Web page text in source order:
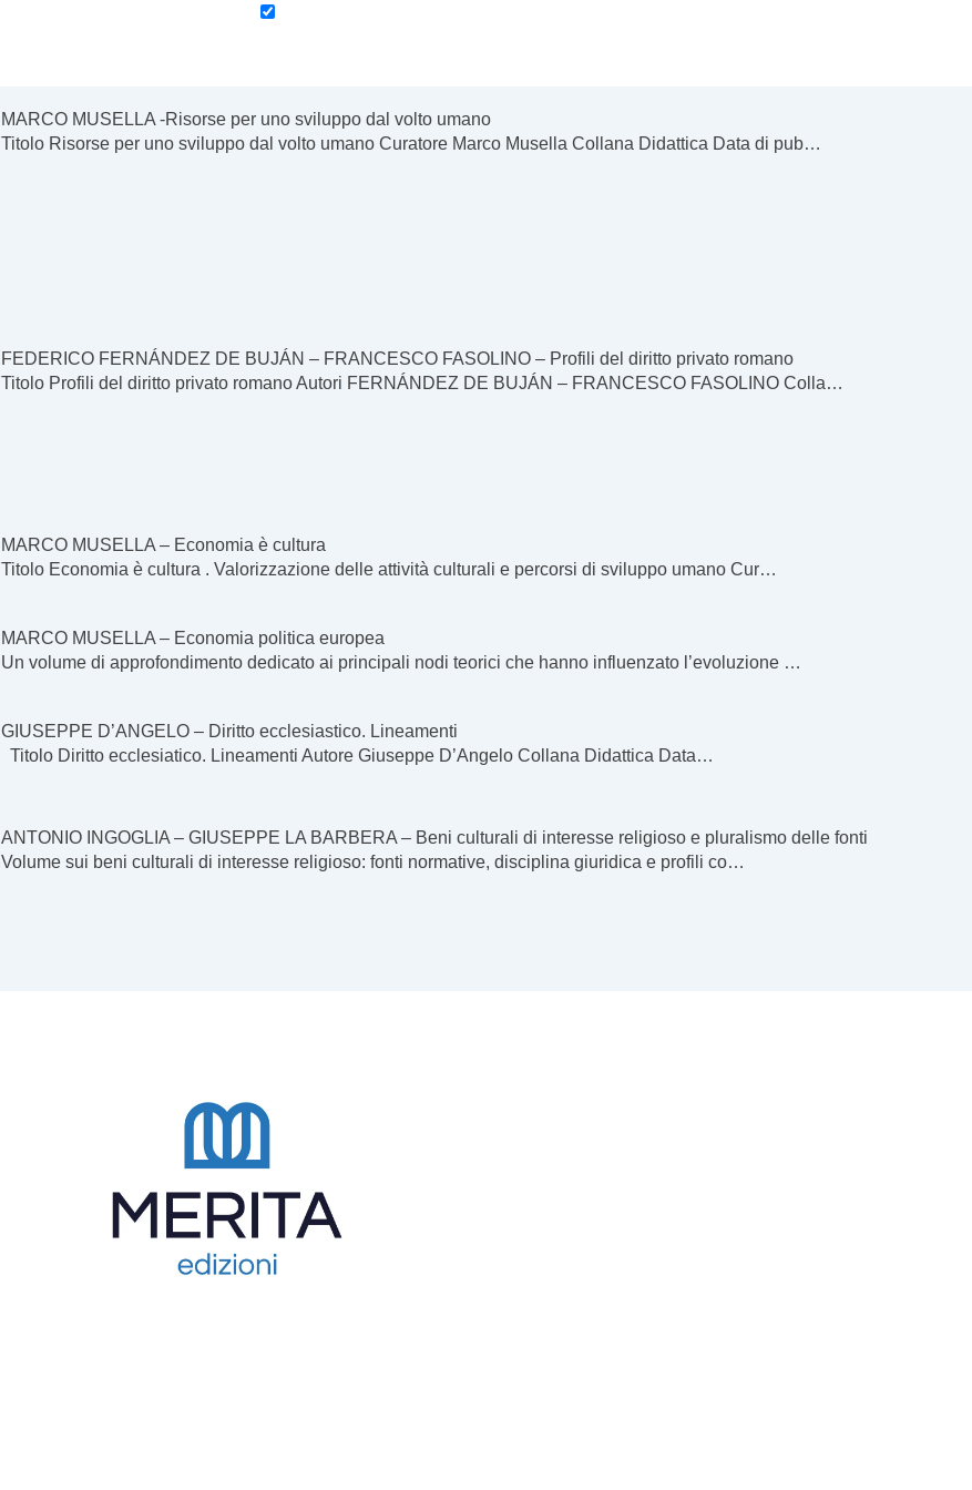
MARCO MUSELLA -Risorse per uno sviluppo dal volto umano
Titolo Risorse per uno sviluppo dal volto umano Curatore Marco Musella Collana Didattica Data di pub…
FEDERICO FERNÁNDEZ DE BUJÁN – FRANCESCO FASOLINO – Profili del diritto privato romano
Titolo Profili del diritto privato romano Autori FERNÁNDEZ DE BUJÁN – FRANCESCO FASOLINO Colla…
MARCO MUSELLA – Economia è cultura
Titolo Economia è cultura . Valorizzazione delle attività culturali e percorsi di sviluppo umano Cur…
MARCO MUSELLA – Economia politica europea
Un volume di approfondimento dedicato ai principali nodi teorici che hanno influenzato l’evoluzione …
GIUSEPPE D’ANGELO – Diritto ecclesiastico. Lineamenti
Titolo Diritto ecclesiatico. Lineamenti Autore Giuseppe D’Angelo Collana Didattica Data…
ANTONIO INGOGLIA – GIUSEPPE LA BARBERA – Beni culturali di interesse religioso e pluralismo delle fonti
Volume sui beni culturali di interesse religioso: fonti normative, disciplina giuridica e profili co…